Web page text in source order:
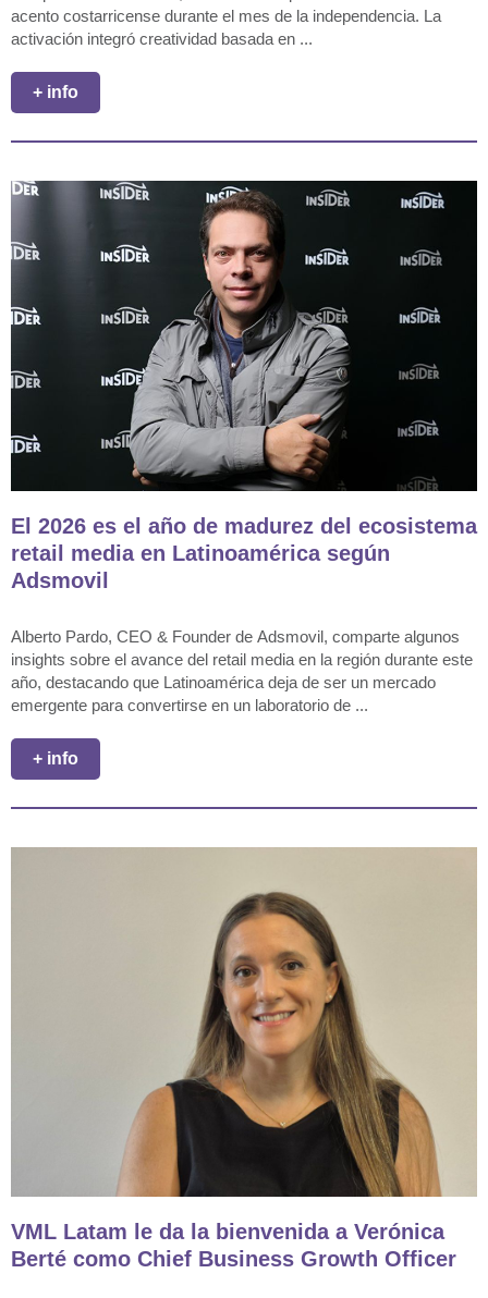
acento costarricense durante el mes de la independencia. La
activación integró creatividad basada en ...
+ info
El 2026 es el año de madurez del ecosistema
retail media en Latinoamérica según
Adsmovil
Alberto Pardo, CEO & Founder de Adsmovil, comparte algunos
insights sobre el avance del retail media en la región durante este
año, destacando que Latinoamérica deja de ser un mercado
emergente para convertirse en un laboratorio de ...
+ info
VML Latam le da la bienvenida a Verónica
Berté como Chief Business Growth Officer